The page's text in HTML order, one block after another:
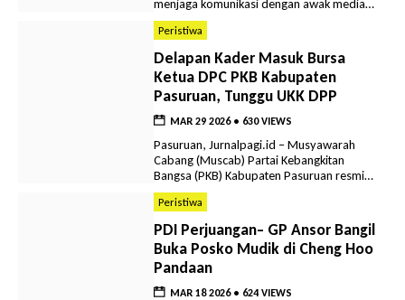
menjaga komunikasi dengan awak media
meskipun tahapan kegiatan pemilu saat ini
relatif minim. Salah satu upaya yang
dilakukan yakni menggelar olahraga
bersama mini soccer dengan insan pers.
Kegiatan tersebut melibatkan wartawan
yang tergabung dalam Persatuan
Wartawan Indonesia Cabang Pasuruan.
Pertandingan berlangsung di Lapangan PW
Sport […]
Peristiwa
Delapan Kader Masuk Bursa
Ketua DPC PKB Kabupaten
Pasuruan, Tunggu UKK DPP
MAR 29 2026• 630 VIEWS
Pasuruan, Jurnalpagi.id – Musyawarah
Cabang (Muscab) Partai Kebangkitan
Bangsa (PKB) Kabupaten Pasuruan resmi
menetapkan delapan kader sebagai bakal
calon Ketua Dewan Tanfidz DPC PKB
Kabupaten Pasuruan masa bakti 2026–
2031. Penetapan tersebut merupakan hasil
sidang pleno Muscab yang tertuang dalam
Berita Acara Nomor:
06/BA/MUSCAB/III/2026 dan berlaku sejak
Peristiwa
PDI Perjuangan– GP Ansor Bangil
Buka Posko Mudik di Cheng Hoo
Pandaan
MAR 18 2026• 624 VIEWS